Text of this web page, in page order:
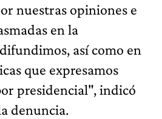
nuestras opiniones e
en la
así como en
que expresamos
presidencial", indicó
denuncia.